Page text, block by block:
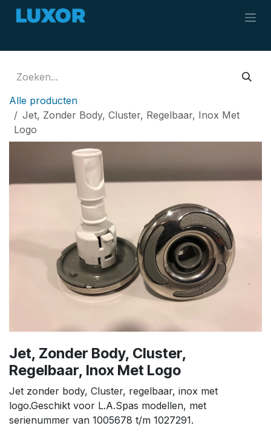
Overslaan naar inhoud
Alle producten
Jet, Zonder Body, Cluster, Regelbaar, Inox Met
Logo
Jet, Zonder Body, Cluster,
Regelbaar, Inox Met Logo
Jet zonder body, Cluster, regelbaar, inox met
logo.Geschikt voor L.A.Spas modellen, met
serienummer van 1005678 t/m 1027291.